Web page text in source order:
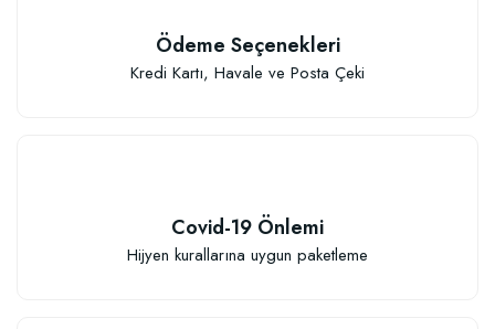
Sepete Ekle
Ödeme Seçenekleri
Kredi Kartı, Havale ve Posta Çeki
Covid-19 Önlemi
Hijyen kurallarına uygun paketleme